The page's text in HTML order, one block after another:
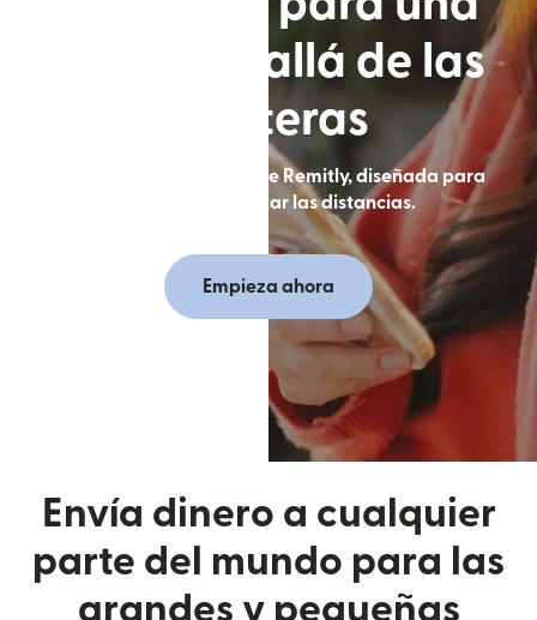
vida más allá de las
fronteras
Envía dinero con la app de Remitly, diseñada para
ayudarte a acortar las distancias.
Empieza ahora
Envía dinero a cualquier
parte del mundo para las
grandes y pequeñas